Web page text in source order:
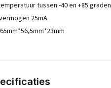
tussen -40 en +85 graden
25mA